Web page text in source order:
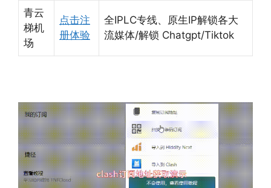
青云
梯机
场
点击注
册体验
全IPLC专线、原生IP解锁各大
流媒体/解锁 Chatgpt/Tiktok